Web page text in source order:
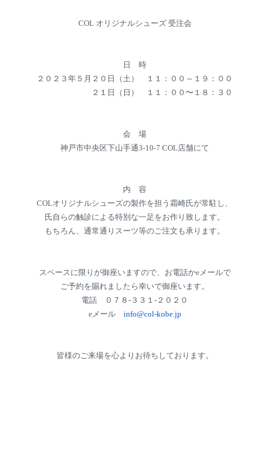
COL オリジナルシューズ 受注会
日 時
２０２３年５月２０日（土） １１：００～１９：００
２１日（日） １１：００〜１８：３０
会 場
神戸市中央区下山手通3-10-7 COL店舗にて
内 容
COLオリジナルシューズの製作を担う霜崎氏が常駐し、
氏自らの触診による特別な一足をお作り致します。
もちろん、通常通りスーツ等のご注文も承ります。
スペースに限りが御座いますので、お電話かeメールで
ご予約を賜れましたら幸いで御座います。
電話 ０７８-３３１-２０２０
eメール info@col-kobe.jp
皆様のご来場を心よりお待ちしております。